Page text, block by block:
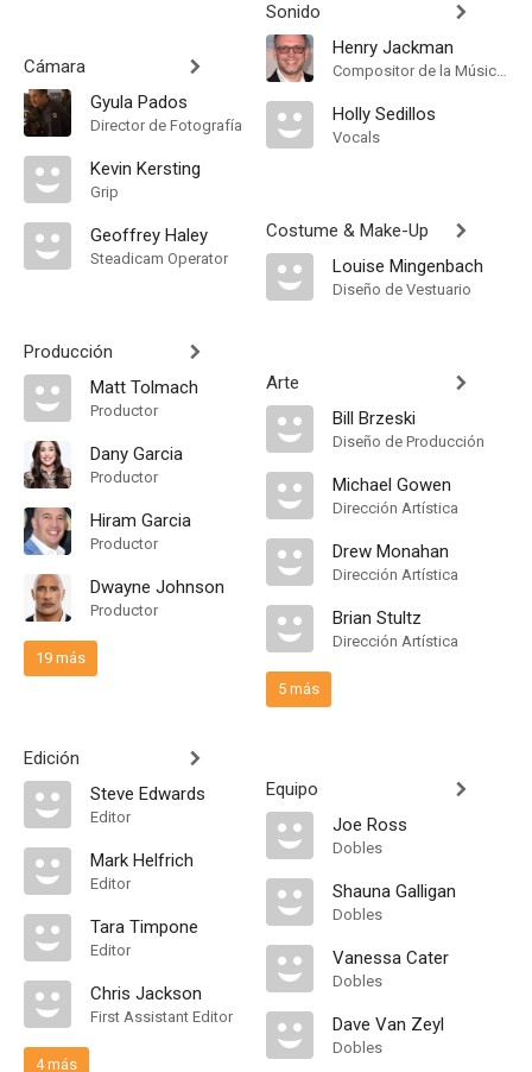
Cámara
Gyula Pados
Director de Fotografía
Kevin Kersting
Grip
Geoffrey Haley
Steadicam Operator
Producción
Matt Tolmach
Productor
Dany Garcia
Productor
Hiram Garcia
Productor
Dwayne Johnson
Productor
19 más
Edición
Steve Edwards
Editor
Mark Helfrich
Editor
Tara Timpone
Editor
Chris Jackson
First Assistant Editor
4 más
Sonido
Henry Jackman
Compositor de la Música Original
Holly Sedillos
Vocals
Costume & Make-Up
Louise Mingenbach
Diseño de Vestuario
Arte
Bill Brzeski
Diseño de Producción
Michael Gowen
Dirección Artística
Drew Monahan
Dirección Artística
Brian Stultz
Dirección Artística
5 más
Equipo
Joe Ross
Dobles
Shauna Galligan
Dobles
Vanessa Cater
Dobles
Dave Van Zeyl
Dobles